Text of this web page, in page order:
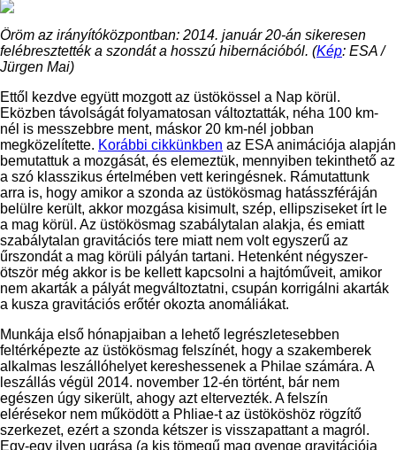
Öröm az irányítóközpontban: 2014. január 20-án sikeresen
felébresztették a szondát a hosszú hibernációból. (Kép: ESA /
Jürgen Mai)
Ettől kezdve együtt mozgott az üstökössel a Nap körül.
Eközben távolságát folyamatosan változtatták, néha 100 km-
nél is messzebbre ment, máskor 20 km-nél jobban
megközelítette. Korábbi cikkünkben az ESA animációja alapján
bemutattuk a mozgását, és elemeztük, mennyiben tekinthető az
a szó klasszikus értelmében vett keringésnek. Rámutattunk
arra is, hogy amikor a szonda az üstökösmag hatásszféráján
belülre került, akkor mozgása kisimult, szép, ellipsziseket írt le
a mag körül. Az üstökösmag szabálytalan alakja, és emiatt
szabálytalan gravitációs tere miatt nem volt egyszerű az
űrszondát a mag körüli pályán tartani. Hetenként négyszer-
ötször még akkor is be kellett kapcsolni a hajtóműveit, amikor
nem akarták a pályát megváltoztatni, csupán korrigálni akarták
a kusza gravitációs erőtér okozta anomáliákat.
Munkája első hónapjaiban a lehető legrészletesebben
feltérképezte az üstökösmag felszínét, hogy a szakemberek
alkalmas leszállóhelyet kereshessenek a Philae számára. A
leszállás végül 2014. november 12-én történt, bár nem
egészen úgy sikerült, ahogy azt eltervezték. A felszín
elérésekor nem működött a Phliae-t az üstököshöz rögzítő
szerkezet, ezért a szonda kétszer is visszapattant a magról.
Egy-egy ilyen ugrása (a kis tömegű mag gyenge gravitációja